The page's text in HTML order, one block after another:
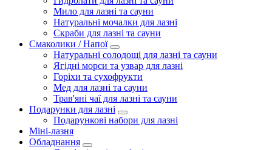
Мило для лазні та сауни
Натуральні мочалки для лазні
Скраби для лазні та сауни
Смаколики / Напої
Натуральні солодощі для лазні та сауни
Ягідні морси та узвар для лазні
Горіхи та сухофрукти
Мед для лазні та сауни
Трав'яні чаї для лазні та сауни
Подарунки для лазні
Подарункові набори для лазні
Міні-лазня
Обладнання